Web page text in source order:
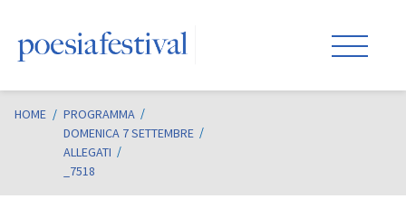
HOME / PROGRAMMA
DOMENICA 7 SETTEMBRE
ALLEGATI
_7518